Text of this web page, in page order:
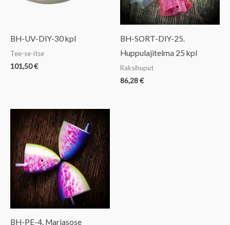
BH-UV-DIY-30 kpl
Tee-se-itse
101,50€
BH-SORT-DIY-25.
Huppulajitelma 25 kpl
Raksihuput
86,28€
BH-PE-4. Marjasose